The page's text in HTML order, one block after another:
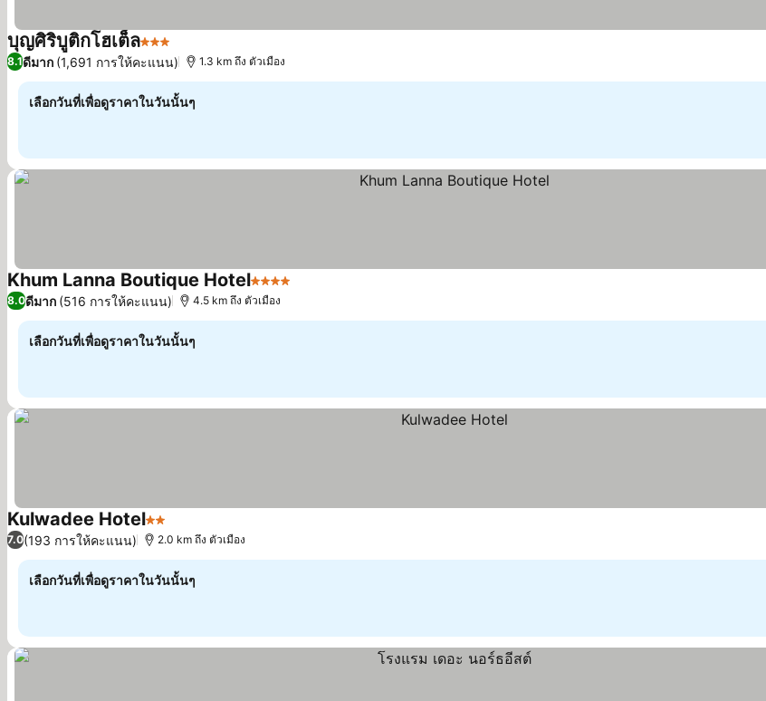
บุญศิริบูติกโฮเต็ล3 ดาว ดูราคา
8.1ดีมาก (1,691 การให้คะแนน) 1.3 km ถึง ตัวเมือง
เลือกวันที่เพื่อดูราคาในวันนั้นๆ
Khum Lanna Boutique Hotel4 ดาว
8.0ดีมาก (516 การให้คะแนน) 4.5 km ถึง ตัวเมือง
เลือกวันที่เพื่อดูราคาในวันนั้นๆ
Kulwadee Hotel2 ดาว
7.0(193 การให้คะแนน) 2.0 km ถึง ตัวเมือง
เลือกวันที่เพื่อดูราคาในวันนั้นๆ